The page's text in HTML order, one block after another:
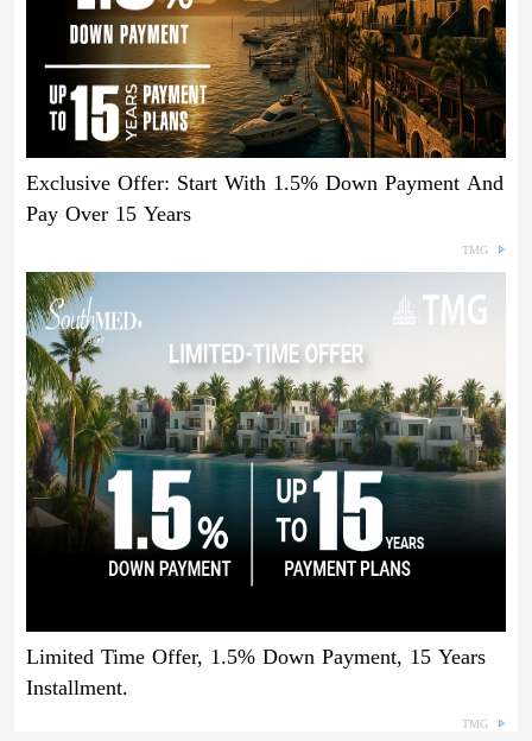
Exclusive Offer: Start With 1.5% Down Payment And
Pay Over 15 Years
TMG
Limited Time Offer, 1.5% Down Payment, 15 Years
Installment.
TMG